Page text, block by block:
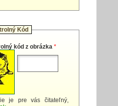
Kód
kód z obrázka *
je pre vás čitateľný,